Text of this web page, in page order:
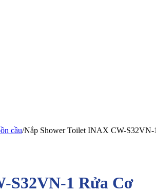
cầu/Nắp Shower Toilet INAX CW-S32VN-
S32VN-1 Rửa Cơ